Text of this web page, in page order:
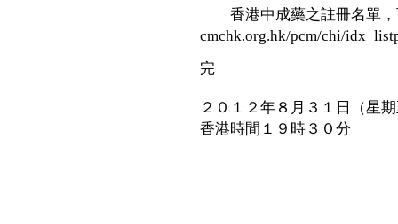
香港中成藥之註冊名單，
cmchk.org.hk/pcm/chi/
完
２０１２年８月３１日（星
香港時間１９時３０分